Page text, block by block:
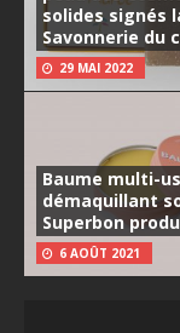
solides signés
Savonnerie du
29 MAI 2022
Baume multi-
démaquillant
Superbon
6 AOÛT 2021